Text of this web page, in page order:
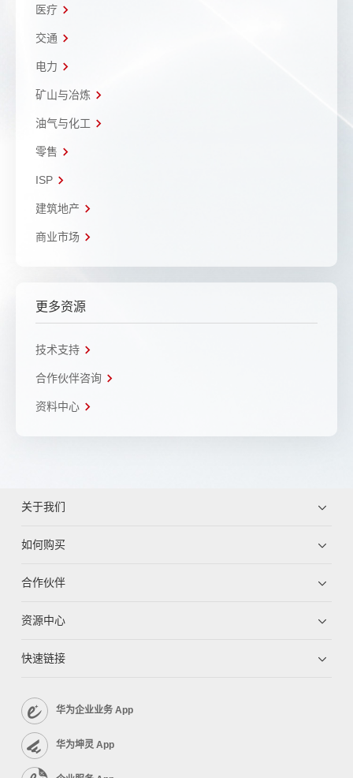
医疗
交通
电力
矿山与冶炼
油气与化工
零售
ISP
建筑地产
商业市场
更多资源
技术支持
合作伙伴咨询
资料中心
关于我们
如何购买
合作伙伴
资源中心
快速链接
华为企业业务 App
华为坤灵 App